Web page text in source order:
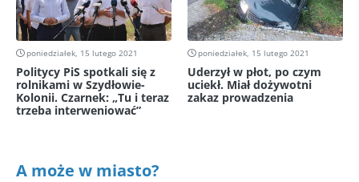
poniedziałek, 15 lutego 2021
Politycy PiS spotkali się z
rolnikami w Szydłowie-
Kolonii. Czarnek: „Tu i teraz
trzeba interweniować”
poniedziałek, 15 lutego 2021
Uderzył w płot, po czym
uciekł. Miał dożywotni
zakaz prowadzenia
A może w miasto?